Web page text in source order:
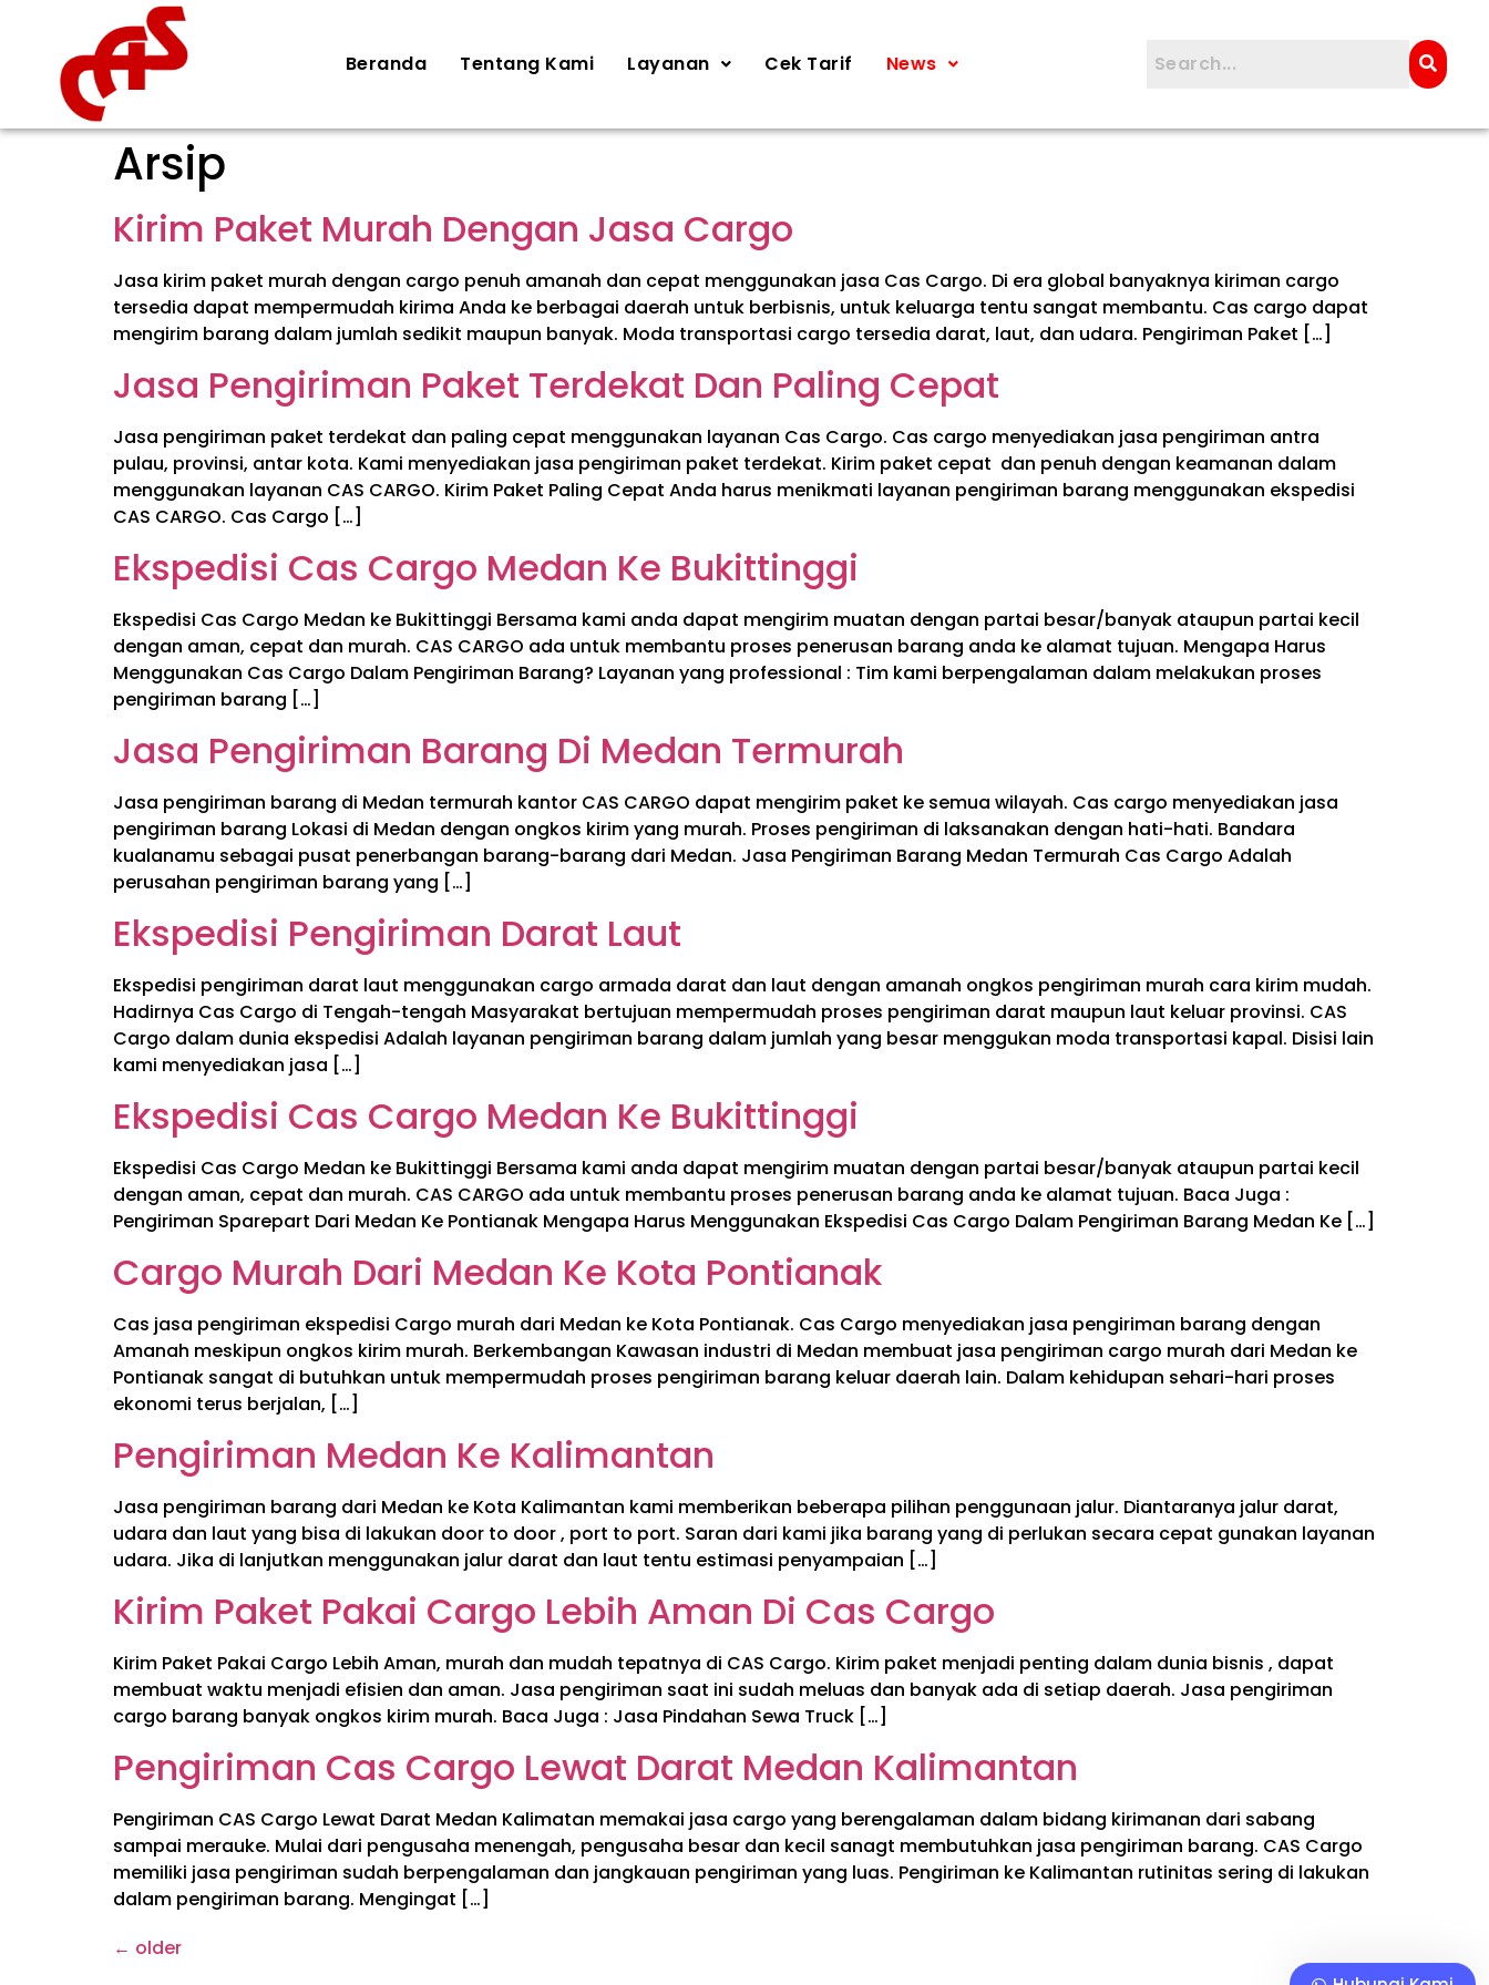
Beranda Tentang Kami Layanan Cek Tarif News
Arsip
Kirim Paket Murah Dengan Jasa Cargo
Jasa kirim paket murah dengan cargo penuh amanah dan cepat menggunakan jasa Cas Cargo. Di era global banyaknya kiriman cargo
tersedia dapat mempermudah kirima Anda ke berbagai daerah untuk berbisnis, untuk keluarga tentu sangat membantu. Cas cargo dapat
mengirim barang dalam jumlah sedikit maupun banyak. Moda transportasi cargo tersedia darat, laut, dan udara. Pengiriman Paket […]
Jasa Pengiriman Paket Terdekat Dan Paling Cepat
Jasa pengiriman paket terdekat dan paling cepat menggunakan layanan Cas Cargo. Cas cargo menyediakan jasa pengiriman antra
pulau, provinsi, antar kota. Kami menyediakan jasa pengiriman paket terdekat. Kirim paket cepat dan penuh dengan keamanan dalam
menggunakan layanan CAS CARGO. Kirim Paket Paling Cepat Anda harus menikmati layanan pengiriman barang menggunakan ekspedisi
CAS CARGO. Cas Cargo […]
Ekspedisi Cas Cargo Medan Ke Bukittinggi
Ekspedisi Cas Cargo Medan ke Bukittinggi Bersama kami anda dapat mengirim muatan dengan partai besar/banyak ataupun partai kecil
dengan aman, cepat dan murah. CAS CARGO ada untuk membantu proses penerusan barang anda ke alamat tujuan. Mengapa Harus
Menggunakan Cas Cargo Dalam Pengiriman Barang? Layanan yang professional : Tim kami berpengalaman dalam melakukan proses
pengiriman barang […]
Jasa Pengiriman Barang Di Medan Termurah
Jasa pengiriman barang di Medan termurah kantor CAS CARGO dapat mengirim paket ke semua wilayah. Cas cargo menyediakan jasa
pengiriman barang Lokasi di Medan dengan ongkos kirim yang murah. Proses pengiriman di laksanakan dengan hati-hati. Bandara
kualanamu sebagai pusat penerbangan barang-barang dari Medan. Jasa Pengiriman Barang Medan Termurah Cas Cargo Adalah
perusahan pengiriman barang yang […]
Ekspedisi Pengiriman Darat Laut
Ekspedisi pengiriman darat laut menggunakan cargo armada darat dan laut dengan amanah ongkos pengiriman murah cara kirim mudah.
Hadirnya Cas Cargo di Tengah-tengah Masyarakat bertujuan mempermudah proses pengiriman darat maupun laut keluar provinsi. CAS
Cargo dalam dunia ekspedisi Adalah layanan pengiriman barang dalam jumlah yang besar menggukan moda transportasi kapal. Disisi lain
kami menyediakan jasa […]
Ekspedisi Cas Cargo Medan Ke Bukittinggi
Ekspedisi Cas Cargo Medan ke Bukittinggi Bersama kami anda dapat mengirim muatan dengan partai besar/banyak ataupun partai kecil
dengan aman, cepat dan murah. CAS CARGO ada untuk membantu proses penerusan barang anda ke alamat tujuan. Baca Juga :
Pengiriman Sparepart Dari Medan Ke Pontianak Mengapa Harus Menggunakan Ekspedisi Cas Cargo Dalam Pengiriman Barang Medan Ke […]
Cargo Murah Dari Medan Ke Kota Pontianak
Cas jasa pengiriman ekspedisi Cargo murah dari Medan ke Kota Pontianak. Cas Cargo menyediakan jasa pengiriman barang dengan
Amanah meskipun ongkos kirim murah. Berkembangan Kawasan industri di Medan membuat jasa pengiriman cargo murah dari Medan ke
Pontianak sangat di butuhkan untuk mempermudah proses pengiriman barang keluar daerah lain. Dalam kehidupan sehari-hari proses
ekonomi terus berjalan, […]
Pengiriman Medan Ke Kalimantan
Jasa pengiriman barang dari Medan ke Kota Kalimantan kami memberikan beberapa pilihan penggunaan jalur. Diantaranya jalur darat,
udara dan laut yang bisa di lakukan door to door , port to port. Saran dari kami jika barang yang di perlukan secara cepat gunakan layanan
udara. Jika di lanjutkan menggunakan jalur darat dan laut tentu estimasi penyampaian […]
Kirim Paket Pakai Cargo Lebih Aman Di Cas Cargo
Kirim Paket Pakai Cargo Lebih Aman, murah dan mudah tepatnya di CAS Cargo. Kirim paket menjadi penting dalam dunia bisnis , dapat
membuat waktu menjadi efisien dan aman. Jasa pengiriman saat ini sudah meluas dan banyak ada di setiap daerah. Jasa pengiriman
cargo barang banyak ongkos kirim murah. Baca Juga : Jasa Pindahan Sewa Truck […]
Pengiriman Cas Cargo Lewat Darat Medan Kalimantan
Pengiriman CAS Cargo Lewat Darat Medan Kalimatan memakai jasa cargo yang berengalaman dalam bidang kirimanan dari sabang
sampai merauke. Mulai dari pengusaha menengah, pengusaha besar dan kecil sanagt membutuhkan jasa pengiriman barang. CAS Cargo
memiliki jasa pengiriman sudah berpengalaman dan jangkauan pengiriman yang luas. Pengiriman ke Kalimantan rutinitas sering di lakukan
dalam pengiriman barang. Mengingat […]
← older